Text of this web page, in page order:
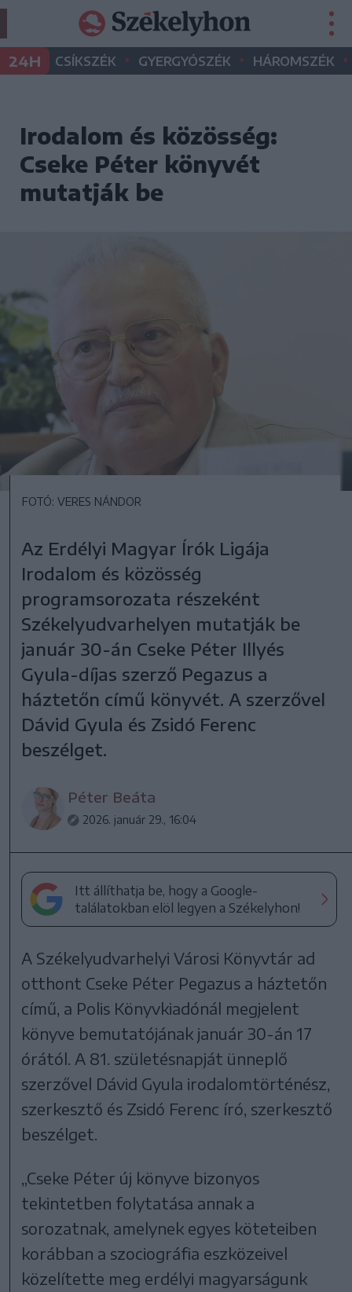
24H CSÍKSZÉK • GYERGYÓSZÉK • HÁROMSZÉK •
Irodalom és közösség:
Cseke Péter könyvét
mutatják be
FOTÓ: VERES NÁNDOR
Az Erdélyi Magyar Írók Ligája
Irodalom és közösség
programsorozata részeként
Székelyudvarhelyen mutatják be
január 30-án Cseke Péter Illyés
Gyula-díjas szerző Pegazus a
háztetőn című könyvét. A szerzővel
Dávid Gyula és Zsidó Ferenc
beszélget.
Péter Beáta
2026. január 29., 16:04
Itt állíthatja be, hogy a Google-
találatokban elöl legyen a Székelyhon!
A Székelyudvarhelyi Városi Könyvtár ad
otthont Cseke Péter Pegazus a háztetőn
című, a Polis Könyvkiadónál megjelent
könyve bemutatójának január 30-án 17
órától. A 81. születésnapját ünneplő
szerzővel Dávid Gyula irodalomtörténész,
szerkesztő és Zsidó Ferenc író, szerkesztő
beszélget.
„Cseke Péter új könyve bizonyos
tekintetben folytatása annak a
sorozatnak, amelynek egyes köteteiben
korábban a szociográfia eszközeivel
közelítette meg erdélyi magyarságunk